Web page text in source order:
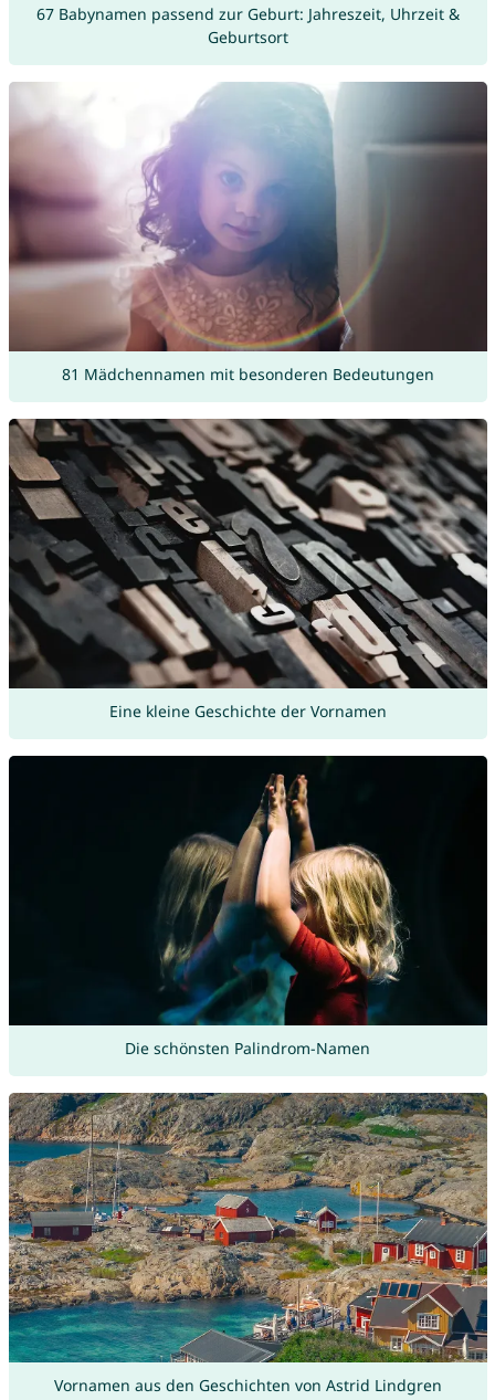
67 Babynamen passend zur Geburt: Jahreszeit, Uhrzeit &
Geburtsort
81 Mädchennamen mit besonderen Bedeutungen
Eine kleine Geschichte der Vornamen
Die schönsten Palindrom-Namen
Vornamen aus den Geschichten von Astrid Lindgren